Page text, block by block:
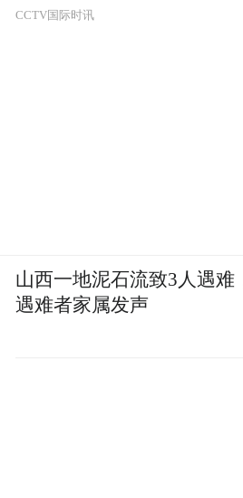
CCTV国际时讯
山西一地泥石流致3人遇难
遇难者家属发声